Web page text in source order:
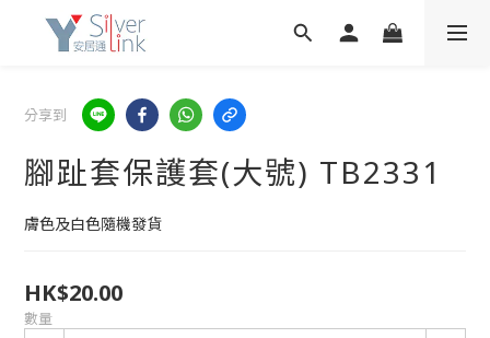
分享到
腳趾套保護套(大號) TB2331
膚色及白色隨機發貨
HK$20.00
數量